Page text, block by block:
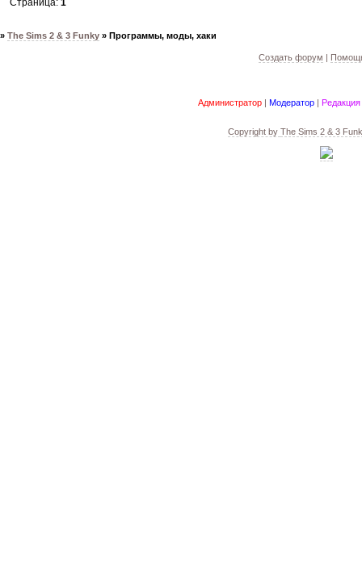
Страница:1
» The Sims 2 & 3 Funky » Программы, моды, хаки
Создать форум
Администратор Модератор Редакция
Copyright by The Sims 2 & 3